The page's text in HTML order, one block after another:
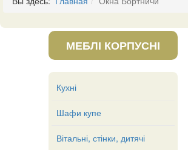
МЕБЛІ КОРПУСНІ
Кухні
Шафи купе
Вітальні, стінки, дитячі